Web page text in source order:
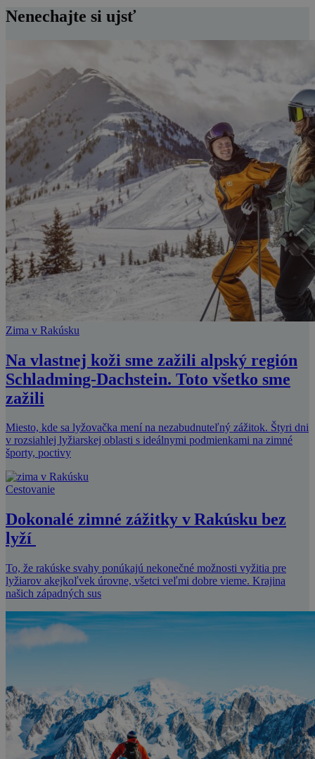
Nenechajte si ujsť
Zima v Rakúsku
Na vlastnej koži sme zažili alpský región
Schladming-Dachstein. Toto všetko sme
zažili
Miesto, kde sa lyžovačka mení na nezabudnuteľný zážitok. Štyri dni
v rozsiahlej lyžiarskej oblasti s ideálnymi podmienkami na zimné
športy, poctivy
Cestovanie
Dokonalé zimné zážitky v Rakúsku bez
lyží
To, že rakúske svahy ponúkajú nekonečné možnosti vyžitia pre
lyžiarov akejkoľvek úrovne, všetci veľmi dobre vieme. Krajina
našich západných sus